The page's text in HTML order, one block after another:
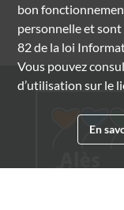
bon
personnelle et
82 de la loi
Vous pouvez
d’utilisation sur le
En